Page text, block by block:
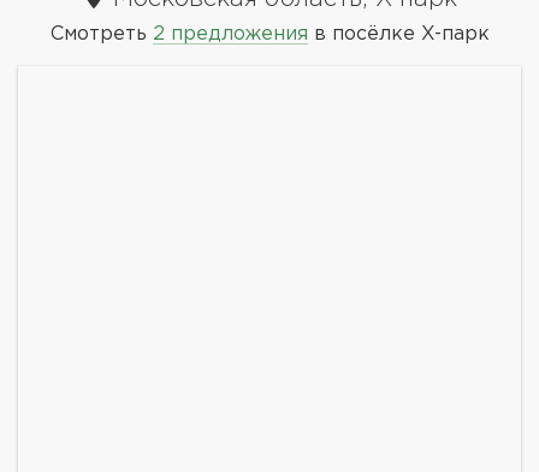
Смотреть 2 предложения в посёлке X-парк